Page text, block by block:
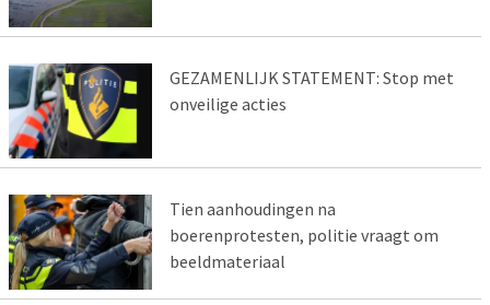
GEZAMENLIJK STATEMENT: Stop met
onveilige acties
Tien aanhoudingen na
boerenprotesten, politie vraagt om
beeldmateriaal